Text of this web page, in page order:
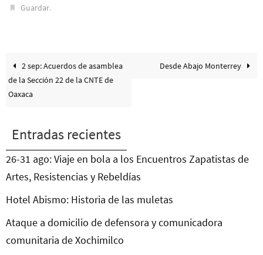
Guardar.
2 sep: Acuerdos de asamblea
de la Sección 22 de la CNTE de
Oaxaca
Desde Abajo Monterrey
Entradas recientes
26-31 ago: Viaje en bola a los Encuentros Zapatistas de
Artes, Resistencias y Rebeldías
Hotel Abismo: Historia de las muletas
Ataque a domicilio de defensora y comunicadora
comunitaria de Xochimilco